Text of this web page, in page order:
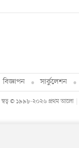
বিজ্ঞাপন সার্কুলেশন
স্বত্ব © ১৯৯৮-২০২৬ প্রথম আলো